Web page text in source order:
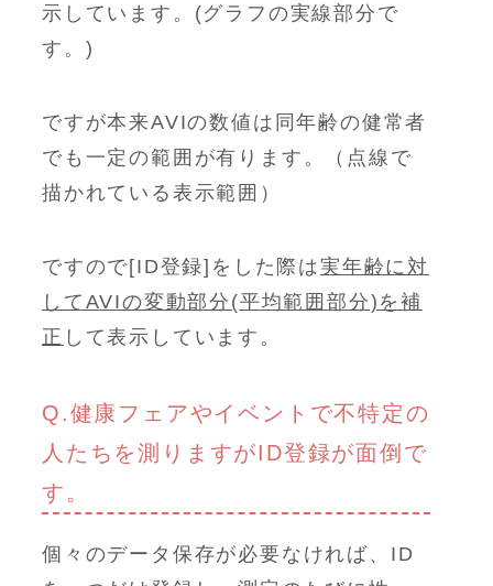
示しています。(グラフの実線部分で
す。)
ですが本来AVIの数値は同年齢の健常者
でも一定の範囲が有ります。（点線で
描かれている表示範囲）
ですので[ID登録]をした際は実年齢に対
してAVIの変動部分(平均範囲部分)を補
正 して表示しています。
Q.健康フェアやイベントで不特定の
人たちを測りますがID登録が面倒で
す。
個々のデータ保存が必要なければ、ID